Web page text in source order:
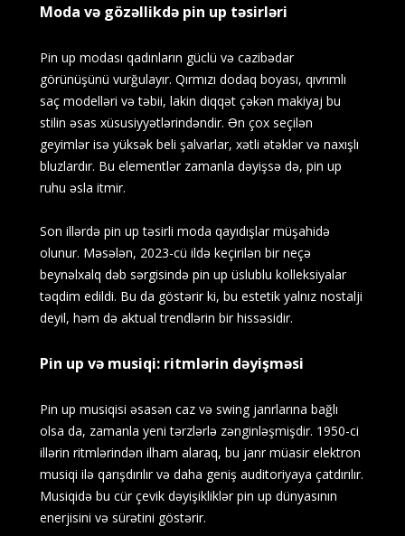
Moda və gözəllikdə pin up təsirləri
Pin up modası qadınların güclü və cazibədar
görünüşünü vurğulayır. Qırmızı dodaq boyası, qıvrımlı
saç modelləri və təbii, lakin diqqət çəkən makiyaj bu
stilin əsas xüsusiyyətlərindəndir. Ən çox seçilən
geyimlər isə yüksək beli şalvarlar, xətli ətəklər və naxışlı
bluzlardır. Bu elementlər zamanla dəyişsə də, pin up
ruhu əsla itmir.
Son illərdə pin up təsirli moda qayıdışlar müşahidə
olunur. Məsələn, 2023-cü ildə keçirilən bir neçə
beynəlxalq dəb sərgisində pin up üslublu kolleksiyalar
təqdim edildi. Bu da göstərir ki, bu estetik yalnız nostalji
deyil, həm də aktual trendlərin bir hissəsidir.
Pin up və musiqi: ritmlərin dəyişməsi
Pin up musiqisi əsasən caz və swing janrlarına bağlı
olsa da, zamanla yeni tərzlərlə zənginləşmişdir. 1950-ci
illərin ritmlərindən ilham alaraq, bu janr müasir elektron
musiqi ilə qarışdırılır və daha geniş auditoriyaya çatdırılır.
Musiqidə bu cür çevik dəyişikliklər pin up dünyasının
enerjisini və sürətini göstərir.